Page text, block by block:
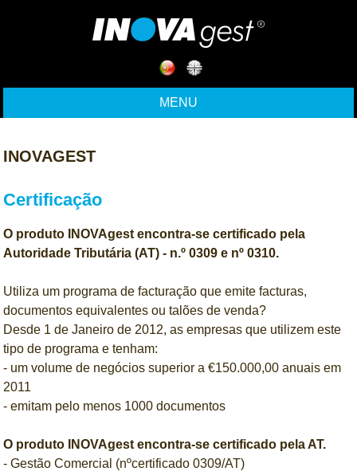
MENU
INOVAGEST
Certificação
O produto INOVAgest encontra-se certificado pela
Autoridade Tributária (AT) - n.º 0309 e nº 0310.
Utiliza um programa de facturação que emite facturas,
documentos equivalentes ou talões de venda?
Desde 1 de Janeiro de 2012, as empresas que utilizem este
tipo de programa e tenham:
- um volume de negócios superior a €150.000,00 anuais em
2011
- emitam pelo menos 1000 documentos
O produto INOVAgest encontra-se certificado pela AT.
- Gestão Comercial (nºcertificado 0309/AT)